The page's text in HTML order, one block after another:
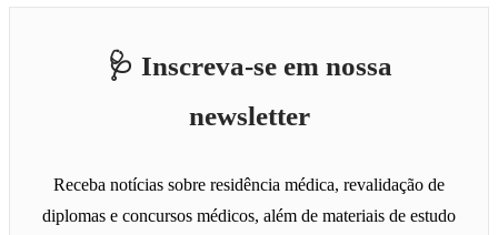
🩺 Inscreva-se em nossa
newsletter
Receba notícias sobre residência médica, revalidação de
diplomas e concursos médicos, além de materiais de estudo